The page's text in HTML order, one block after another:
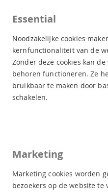
CECIL
Ga
afbeeldingen-
Essential
Noodzakelijke cookies
kernfunctionaliteit van de
Zonder deze cookies kan
behoren functioneren. Ze
bruikbaar te maken door
schakelen.
Marketing
Marketing cookies worden
bezoekers op de website te